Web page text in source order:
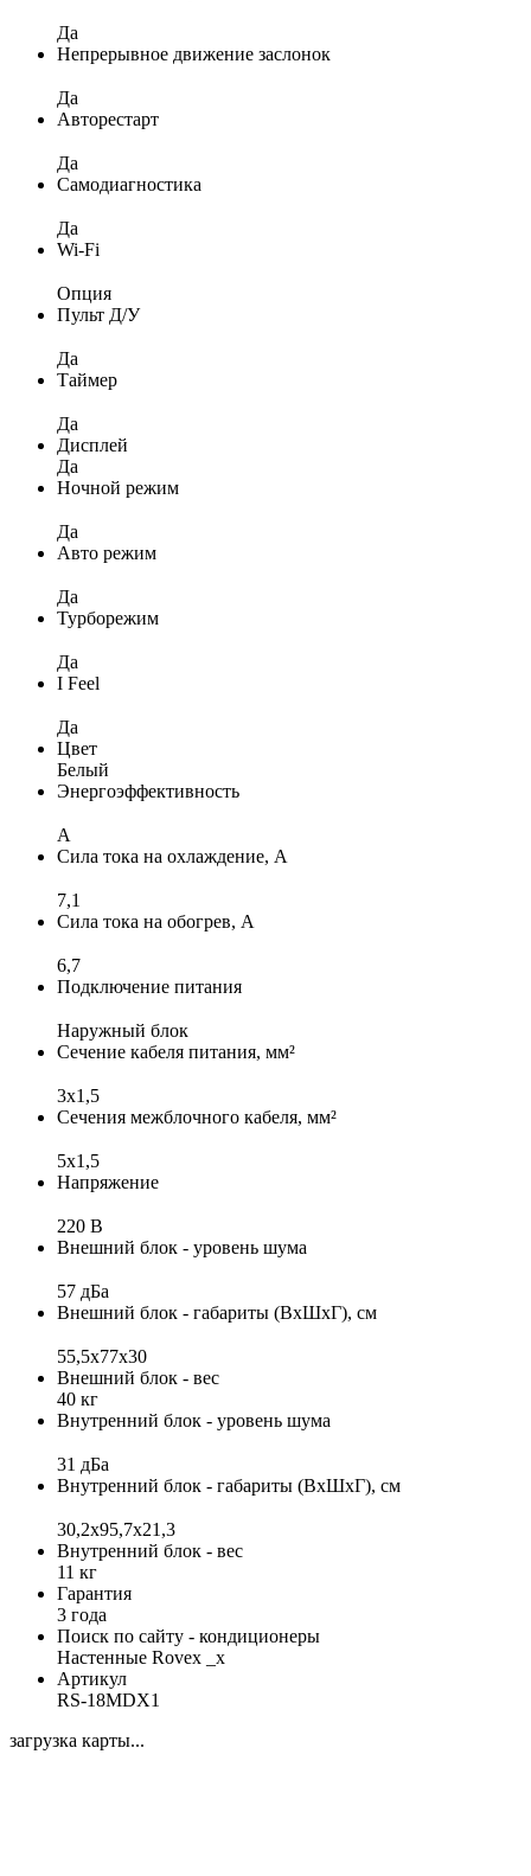
Да
Непрерывное движение заслонок
Да
Авторестарт
Да
Самодиагностика
Да
Wi-Fi
Опция
Пульт Д/У
Да
Таймер
Да
Дисплей
Да
Ночной режим
Да
Авто режим
Да
Турборежим
Да
I Feel
Да
Цвет
Белый
Энергоэффективность
A
Сила тока на охлаждение, А
7,1
Сила тока на обогрев, А
6,7
Подключение питания
Наружный блок
Сечение кабеля питания, мм²
3x1,5
Сечения межблочного кабеля, мм²
5x1,5
Напряжение
220 В
Внешний блок - уровень шума
57 дБа
Внешний блок - габариты (ВхШхГ), см
55,5x77x30
Внешний блок - вес
40 кг
Внутренний блок - уровень шума
31 дБа
Внутренний блок - габариты (ВхШхГ), см
30,2x95,7x21,3
Внутренний блок - вес
11 кг
Гарантия
3 года
Поиск по сайту - кондиционеры
Настенные Rovex _x
Артикул
RS-18MDX1
загрузка карты...